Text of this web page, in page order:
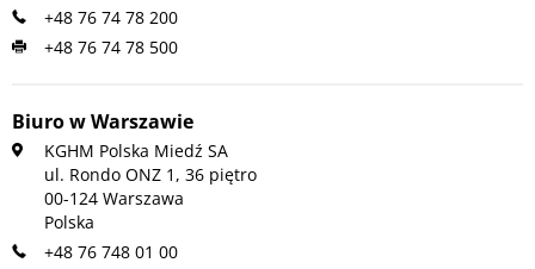
+48 76 74 78 200
+48 76 74 78 500
Biuro w Warszawie
KGHM Polska Miedź SA
ul. Rondo ONZ 1, 36 piętro
00-124 Warszawa
Polska
+48 76 748 01 00